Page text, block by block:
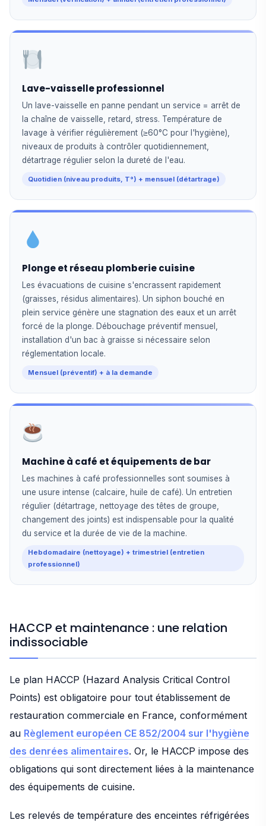
Lave-vaisselle professionnel
Un lave-vaisselle en panne pendant un service = arrêt de
la chaîne de vaisselle, retard, stress. Température de
lavage à vérifier régulièrement (≥60°C pour l'hygiène),
niveaux de produits à contrôler quotidiennement,
détartrage régulier selon la dureté de l'eau.
Quotidien (niveau produits, T°) + mensuel (détartrage)
Plonge et réseau plomberie cuisine
Les évacuations de cuisine s'encrassent rapidement
(graisses, résidus alimentaires). Un siphon bouché en
plein service génère une stagnation des eaux et un arrêt
forcé de la plonge. Débouchage préventif mensuel,
installation d'un bac à graisse si nécessaire selon
réglementation locale.
Mensuel (préventif) + à la demande
Machine à café et équipements de bar
Les machines à café professionnelles sont soumises à
une usure intense (calcaire, huile de café). Un entretien
régulier (détartrage, nettoyage des têtes de groupe,
changement des joints) est indispensable pour la qualité
du service et la durée de vie de la machine.
Hebdomadaire (nettoyage) + trimestriel (entretien
professionnel)
HACCP et maintenance : une relation
indissociable
Le plan HACCP (Hazard Analysis Critical Control
Points) est obligatoire pour tout établissement de
restauration commerciale en France, conformément
au Règlement européen CE 852/2004 sur l'hygiène
des denrées alimentaires. Or, le HACCP impose des
obligations qui sont directement liées à la maintenance
des équipements de cuisine.
Les relevés de température des enceintes réfrigérées